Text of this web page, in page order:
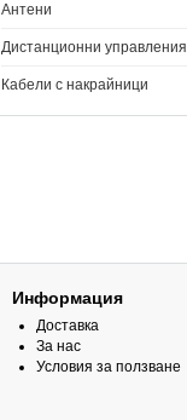
Антени
Дистанционни управления
Кабели с накрайници
Информация
Доставка
За нас
Условия за ползване